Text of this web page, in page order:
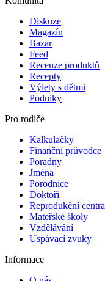
Diskuze
Magazín
Bazar
Feed
Recenze produktů
Recepty
Výlety s dětmi
Podniky
Pro rodiče
Kalkulačky
Finanční průvodce
Poradny
Jména
Porodnice
Doktoři
Reprodukční centra
Mateřské školy
Vzdělávání
Uspávací zvuky
Informace